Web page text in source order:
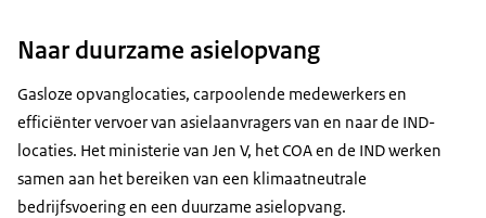
Naar duurzame asielopvang
Gasloze opvanglocaties, carpoolende medewerkers en
efficiënter vervoer van asielaanvragers van en naar de IND-
locaties. Het ministerie van Jen V, het COA en de IND werken
samen aan het bereiken van een klimaatneutrale
bedrijfsvoering en een duurzame asielopvang.